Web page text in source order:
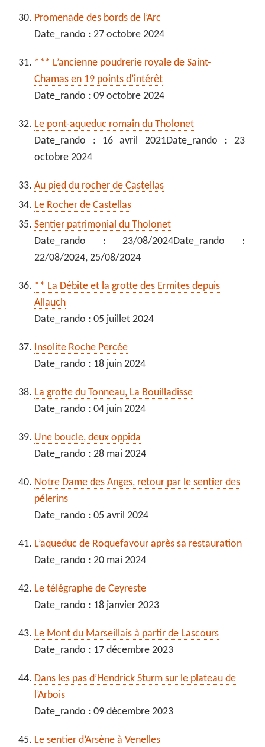
Promenade des bords de l’Arc
Date_rando : 27 octobre 2024
*** L’ancienne poudrerie royale de Saint-
Chamas en 19 points d’intérêt
Date_rando : 09 octobre 2024
Le pont-aqueduc romain du Tholonet
Date_rando : 16 avril 2021Date_rando : 23
octobre 2024
Au pied du rocher de Castellas
Le Rocher de Castellas
Sentier patrimonial du Tholonet
Date_rando : 23/08/2024Date_rando :
22/08/2024, 25/08/2024
** La Débite et la grotte des Ermites depuis
Allauch
Date_rando : 05 juillet 2024
Insolite Roche Percée
Date_rando : 18 juin 2024
La grotte du Tonneau, La Bouilladisse
Date_rando : 04 juin 2024
Une boucle, deux oppida
Date_rando : 28 mai 2024
Notre Dame des Anges, retour par le sentier des
pélerins
Date_rando : 05 avril 2024
L’aqueduc de Roquefavour après sa restauration
Date_rando : 20 mai 2024
Le télégraphe de Ceyreste
Date_rando : 18 janvier 2023
Le Mont du Marseillais à partir de Lascours
Date_rando : 17 décembre 2023
Dans les pas d’Hendrick Sturm sur le plateau de
l’Arbois
Date_rando : 09 décembre 2023
Le sentier d’Arsène à Venelles